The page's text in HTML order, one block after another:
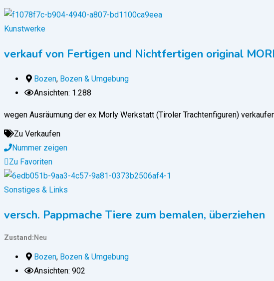
Kunstwerke
verkauf von Fertigen und Nichtfertigen original
Bozen, Bozen & Umgebung
Ansichten: 1.288
wegen Ausräumung der ex Morly Werkstatt (Tiroler Trachtenfiguren)
Zu Verkaufen
Nummer zeigen
Zu Favoriten
Sonstiges & Links
versch. Pappmache Tiere zum bemalen, überziehen
Zustand Neu
Bozen, Bozen & Umgebung
Ansichten: 902